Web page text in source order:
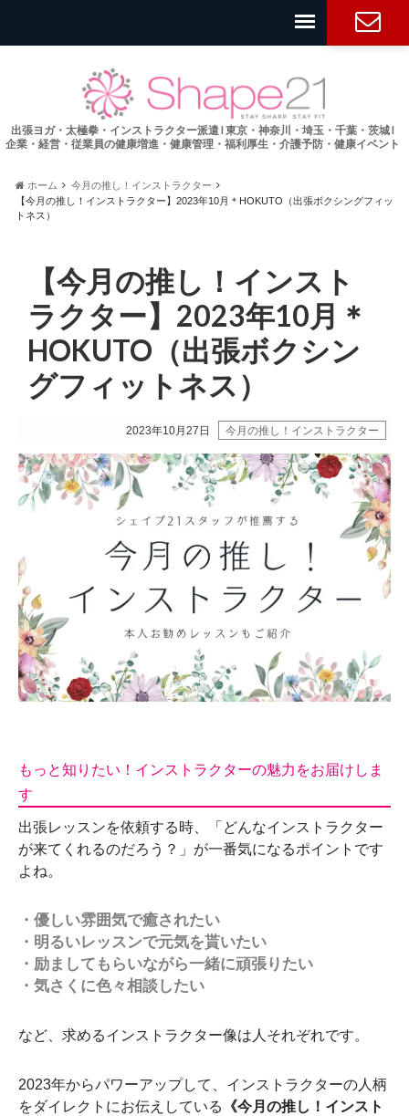
出張ヨガ・太極拳・インストラクター派遣 l 東京・神奈川・埼玉・千葉・茨城 l
企業・経営・従業員の健康増進・健康管理・福利厚生・介護予防・健康イベント
ホーム
今月の推し！インストラクター
【今月の推し！インストラクター】2023年10月＊HOKUTO（出張ボクシングフィッ
トネス）
【今月の推し！インスト
ラクター】2023年10月＊
HOKUTO（出張ボクシン
グフィットネス）
2023年10月27日 今月の推し！インストラクター
もっと知りたい！インストラクターの魅力をお届けしま
す
出張レッスンを依頼する時、「どんなインストラクター
が来てくれるのだろう？」が一番気になるポイントです
よね。
・優しい雰囲気で癒されたい
・明るいレッスンで元気を貰いたい
・励ましてもらいながら一緒に頑張りたい
・気さくに色々相談したい
など、求めるインストラクター像は人それぞれです。
2023年からパワーアップして、インストラクターの人柄
をダイレクトにお伝えしている
《今月の推し！インスト